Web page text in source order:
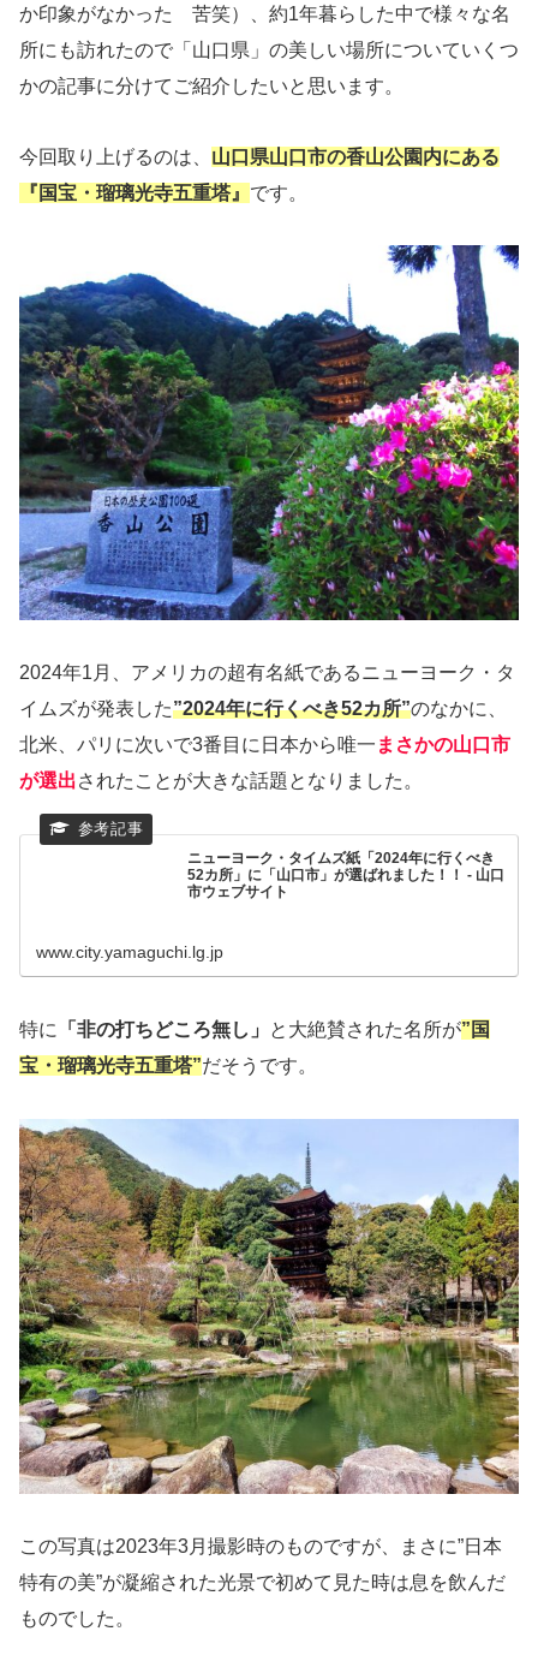
か印象がなかった 苦笑）、約1年暮らした中で様々な名
所にも訪れたので「山口県」の美しい場所についていくつ
かの記事に分けてご紹介したいと思います。
今回取り上げるのは、 山口県山口市の香山公園内にある
『国宝・瑠璃光寺五重塔』 です。
2024年1月、アメリカの超有名紙であるニューヨーク・タ
イムズが発表した”2024年に行くべき52カ所”のなかに、
北米、パリに次いで3番目に日本から唯一 まさかの山口市
が選出されたことが大きな話題となりました。
ニューヨーク・タイムズ紙「2024年に行くべき
52カ所」に「山口市」が選ばれました！！ - 山口
市ウェブサイト
www.city.yamaguchi.lg.jp
特に 「非の打ちどころ無し」 と大絶賛された名所が”国
宝・瑠璃光寺五重塔”だそうです。
この写真は2023年3月撮影時のものですが、まさに”日本
特有の美”が凝縮された光景で初めて見た時は息を飲んだ
ものでした。